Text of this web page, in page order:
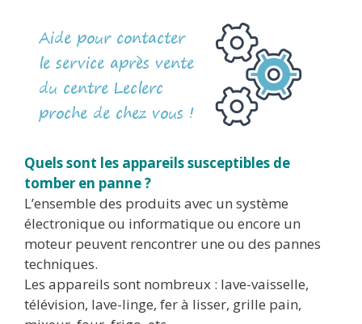
Quels sont les appareils susceptibles de
tomber en panne ?
L’ensemble des produits avec un système
électronique ou informatique ou encore un
moteur peuvent rencontrer une ou des pannes
techniques.
Les appareils sont nombreux : lave-vaisselle,
télévision, lave-linge, fer à lisser, grille pain,